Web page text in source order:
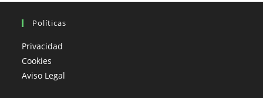
Políticas
Privacidad
Cookies
Aviso Legal